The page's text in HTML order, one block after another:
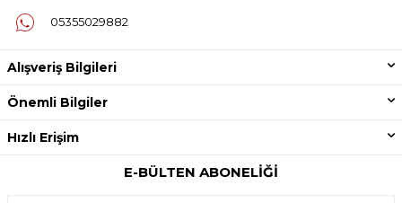
05355029882
Alışveriş Bilgileri
Önemli Bilgiler
Hızlı Erişim
E-BÜLTEN ABONELIĞI